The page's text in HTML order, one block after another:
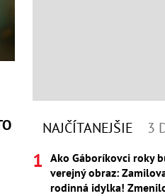
NAJČÍTANEJŠIE 3
Ako Gáboríkovci roky
verejný obraz:
rodinná idylka!